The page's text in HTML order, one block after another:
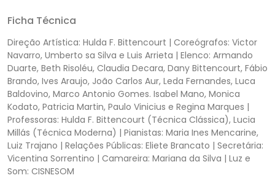
Ficha Técnica
Direção Artística: Hulda F. Bittencourt | Coreógrafos: Victor
Navarro, Umberto sa Silva e Luis Arrieta | Elenco: Armando
Duarte, Beth Risoléu, Claudia Decara, Dany Bittencourt, Fábio
Brando, Ives Araujo, João Carlos Aur, Leda Fernandes, Luca
Baldovino, Marco Antonio Gomes. Isabel Mano, Monica
Kodato, Patricia Martin, Paulo Vinicius e Regina Marques |
Professoras: Hulda F. Bittencourt (Técnica Clássica), Lucia
Millás (Técnica Moderna) | Pianistas: Maria Ines Mencarine,
Luiz Trajano | Relações Públicas: Eliete Brancato | Secretária:
Vicentina Sorrentino | Camareira: Mariana da Silva | Luz e
Som: CISNESOM